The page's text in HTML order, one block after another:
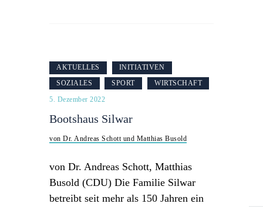
AKTUELLES
INITIATIVEN
SOZIALES
SPORT WIRTSCHAFT
5. Dezember 2022
Bootshaus Silwar
von Dr. Andreas Schott und Matthias Busold
von Dr. Andreas Schott, Matthias
Busold (CDU) Die Familie Silwar
betreibt seit mehr als 150 Jahren ein